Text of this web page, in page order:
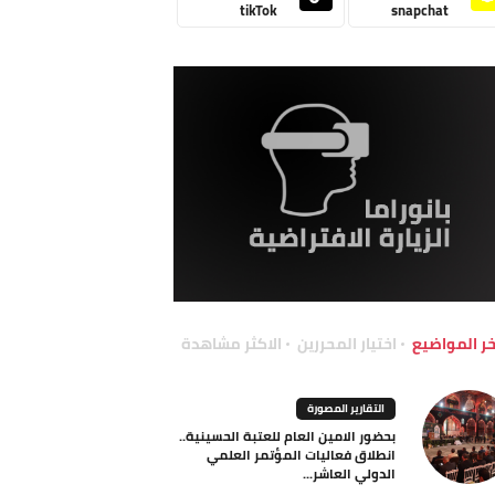
snapchat
tikTok
المواضيع اختيار المحررين الاكثر مشاهدة
التقارير المصورة
بحضور الامين العام للعتبة الحسينية..
انطلاق فعاليات المؤتمر العلمي
الدولي العاشر...